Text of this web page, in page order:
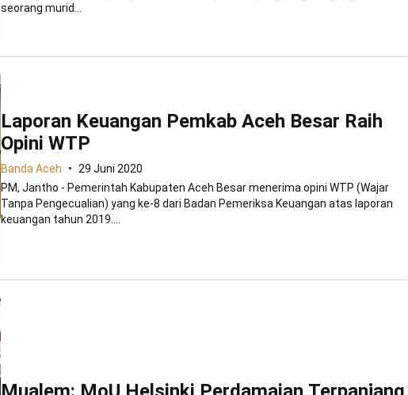
seorang murid...
Laporan Keuangan Pemkab Aceh Besar Raih
Opini WTP
Banda Aceh
29 Juni 2020
PM, Jantho - Pemerintah Kabupaten Aceh Besar menerima opini WTP (Wajar
Tanpa Pengecualian) yang ke-8 dari Badan Pemeriksa Keuangan atas laporan
keuangan tahun 2019....